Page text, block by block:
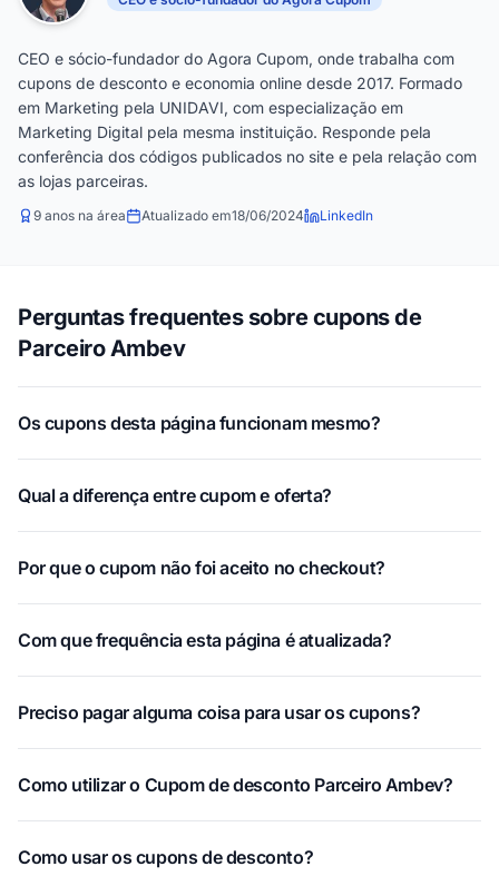
CEO e sócio-fundador do Agora Cupom, onde trabalha com
cupons de desconto e economia online desde 2017. Formado
em Marketing pela UNIDAVI, com especialização em
Marketing Digital pela mesma instituição. Responde pela
conferência dos códigos publicados no site e pela relação com
as lojas parceiras.
9 anos na área Atualizado em18/06/2024 LinkedIn
Perguntas frequentes sobre cupons de
Parceiro Ambev
Os cupons desta página funcionam mesmo?
Qual a diferença entre cupom e oferta?
Por que o cupom não foi aceito no checkout?
Com que frequência esta página é atualizada?
Preciso pagar alguma coisa para usar os cupons?
Como utilizar o Cupom de desconto Parceiro Ambev?
Como usar os cupons de desconto?